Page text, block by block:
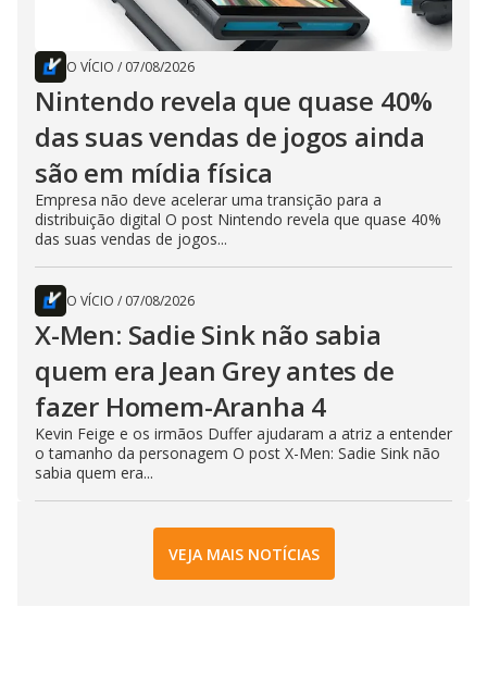
O VÍCIO / 07/08/2026
Nintendo revela que quase 40%
das suas vendas de jogos ainda
são em mídia física
Empresa não deve acelerar uma transição para a
distribuição digital O post Nintendo revela que quase 40%
das suas vendas de jogos...
O VÍCIO / 07/08/2026
X-Men: Sadie Sink não sabia
quem era Jean Grey antes de
fazer Homem-Aranha 4
Kevin Feige e os irmãos Duffer ajudaram a atriz a entender
o tamanho da personagem O post X-Men: Sadie Sink não
sabia quem era...
VEJA MAIS NOTÍCIAS